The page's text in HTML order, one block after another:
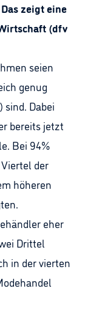
zeigt eine
(dfv
seien
genug
sind. Dabei
bereits jetzt
Bei 94%
der
höheren
eher
Drittel
in der vierten